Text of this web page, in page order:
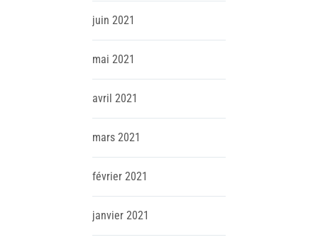
juin 2021
mai 2021
avril 2021
mars 2021
février 2021
janvier 2021